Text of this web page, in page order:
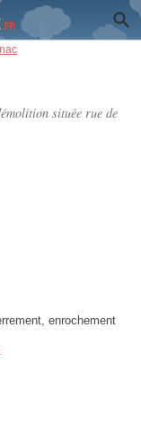
située rue de
, enrochement